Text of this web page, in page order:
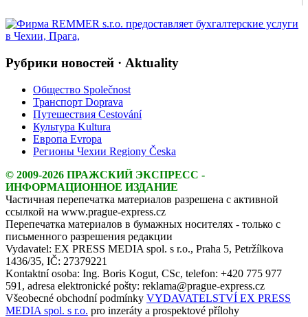
Рубрики новостей · Aktuality
Общество Společnost
Транспорт Doprava
Путешествия Cestování
Культура Kultura
Европа Evropa
Регионы Чехии Regiony Česka
© 2009-2026 ПРАЖСКИЙ ЭКСПРЕСС -
ИНФОРМАЦИОННОЕ ИЗДАНИЕ
Частичная перепечатка материалов разрешена с активной
ссылкой на www.prague-express.cz
Перепечатка материалов в бумажных носителях - только с
письменного разрешения редакции
Vydavatel: EX PRESS MEDIA spol. s r.o., Praha 5, Petržílkova
1436/35, IČ: 27379221
Kontaktní osoba: Ing. Boris Kogut, CSc, telefon: +420 775 977
591, adresa elektronické pošty: reklama@prague-express.cz
Všeobecné obchodní podmínky VYDAVATELSTVÍ EX PRESS
MEDIA spol. s r.o. pro inzeráty a prospektové přílohy